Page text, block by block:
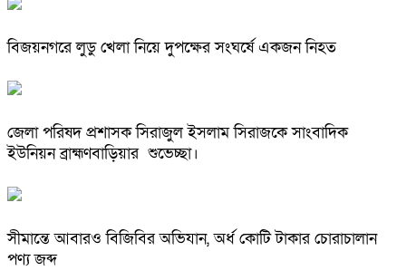
বিজয়নগরে লুডু খেলা নিয়ে দুপক্ষের সংঘর্ষে একজন নিহত
জেলা পরিষদ প্রশাসক সিরাজুল ইসলাম সিরাজকে সাংবাদিক
ইউনিয়ন ব্রাহ্মণবাড়িয়ার শুভেচ্ছা।
সীমান্তে আবারও বিজিবির অভিযান, অর্ধ কোটি টাকার চোরাচালান
পণ্য জব্দ